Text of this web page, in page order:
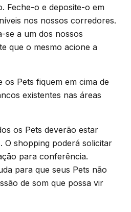
Feche-o e deposite-o em
nos nossos corredores.
se a um dos nossos
que o mesmo acione a
os Pets fiquem em cima de
existentes nas áreas
os Pets deverão estar
O shopping poderá solicitar
para conferência.
para que seus Pets não
de som que possa vir